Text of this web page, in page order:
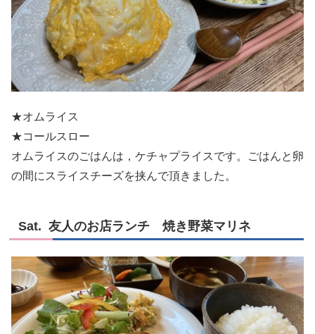
★オムライス
★コールスロー
オムライスのごはんは，ケチャプライスです。ごはんと卵
の間にスライスチーズを挟んで頂きました。
Sat. 友人のお店ランチ 焼き野菜マリネ